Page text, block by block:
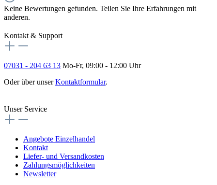
Keine Bewertungen gefunden. Teilen Sie Ihre Erfahrungen mit
anderen.
Kontakt & Support
07031 - 204 63 13 Mo-Fr, 09:00 - 12:00 Uhr
Oder über unserKontaktformular.
Unser Service
Angebote Einzelhandel
Kontakt
Liefer- und Versandkosten
Zahlungsmöglichkeiten
Newsletter